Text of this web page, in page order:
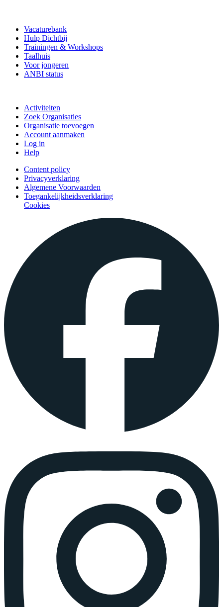
Vacaturebank
Hulp Dichtbij
Trainingen & Workshops
Taalhuis
Voor jongeren
ANBI status
Activiteiten
Zoek Organisaties
Organisatie toevoegen
Account aanmaken
Log in
Help
Content policy
Privacyverklaring
Algemene Voorwaarden
Toegankelijkheidsverklaring
Cookies